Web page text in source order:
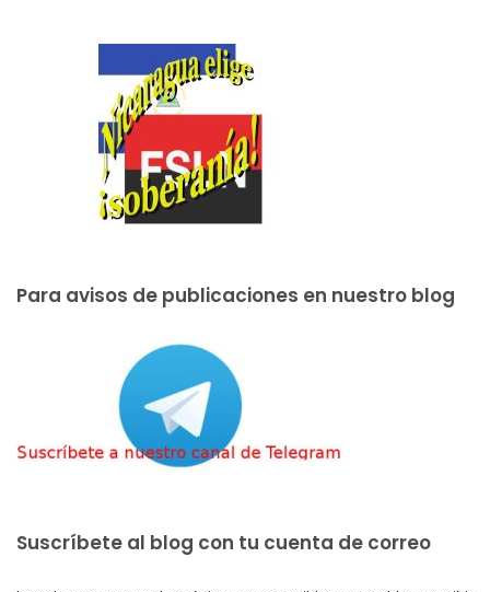
Para avisos de publicaciones en nuestro blog
Suscríbete al blog con tu cuenta de correo